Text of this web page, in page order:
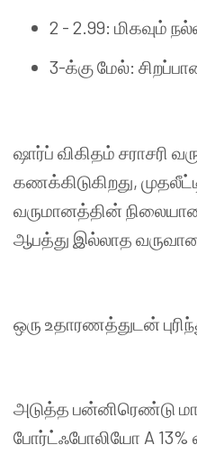
2 - 2.99: மிகவும்
3-க்குமேல்:
ஷார்ப் விகிதம் சராசரி
கணக்கிடுகிறது,
வருமானத்தின்
ஆபத்து இல்லாத
ஒரு உதாரணத்துடன்
அடுத்த பன்னிரெண்டு
போர்ட்ஃபோலியோ A 13%